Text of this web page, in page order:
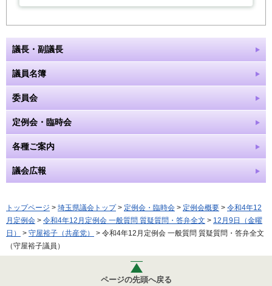
議長・副議長
議員名簿
委員会
定例会・臨時会
各種ご案内
議会広報
トップページ > 埼玉県議会トップ> 定例会・臨時会 > 定例会概要 > 令和4年12
月定例会 > 令和4年12月定例会 一般質問 質疑質問・答弁全文 > 12月9日（金曜
日）
> 守屋裕子（共産党）
> 令和4年12月定例会 一般質問 質疑質問・答弁全文
（守屋裕子議員）
ページの先頭へ戻る